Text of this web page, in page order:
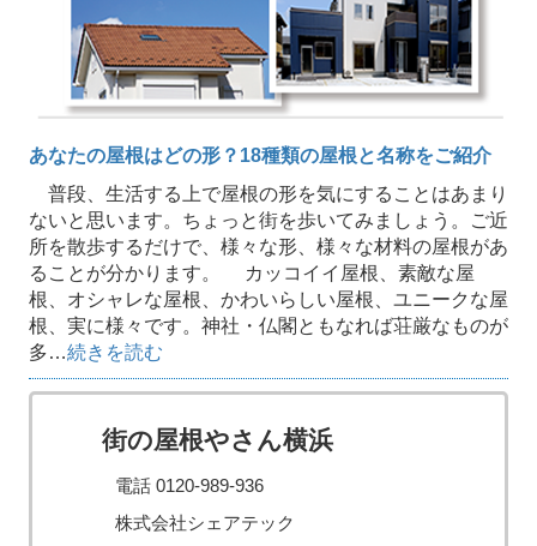
あなたの屋根はどの形？18種類の屋根と名称をご紹介
普段、生活する上で屋根の形を気にすることはあまり
ないと思います。ちょっと街を歩いてみましょう。ご近
所を散歩するだけで、様々な形、様々な材料の屋根があ
ることが分かります。 カッコイイ屋根、素敵な屋
根、オシャレな屋根、かわいらしい屋根、ユニークな屋
根、実に様々です。神社・仏閣ともなれば荘厳なものが
多…続きを読む
街の屋根やさん横浜
電話 0120-989-936
株式会社シェアテック